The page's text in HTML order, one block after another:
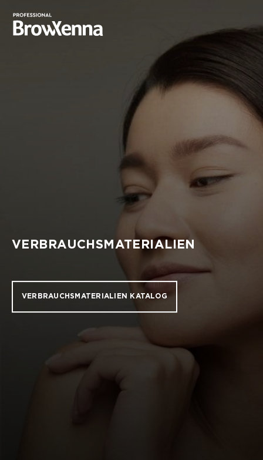
VERBRAUCHSMATERIALIEN
VERBRAUCHSMATERIALIEN KATALOG